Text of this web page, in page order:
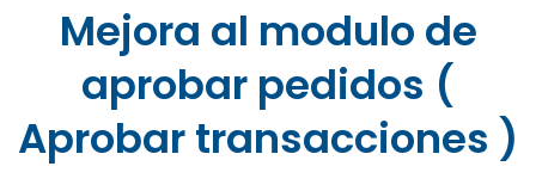
Mejora al modulo de
aprobar pedidos (
Aprobar transacciones )